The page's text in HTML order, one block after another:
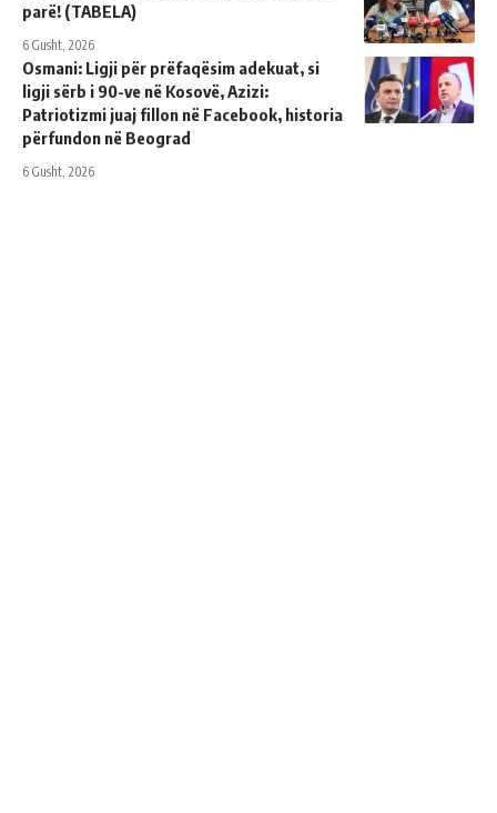
parë! (TABELA)
6 Gusht, 2026
Osmani: Ligji për prëfaqësim adekuat, si
ligji sërb i 90-ve në Kosovë, Azizi:
Patriotizmi juaj fillon në Facebook, historia
përfundon në Beograd
6 Gusht, 2026